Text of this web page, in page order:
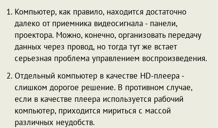
Компьютер, как правило, находится достаточно
далеко от приемника видеосигнала - панели,
проектора. Можно, конечно, организовать передачу
данных через провод, но тогда тут же встает
серьезная проблема управлением воспроизведения.
Отдельный компьютер в качестве HD-плеера -
слишком дорогое решение. В противном случае,
если в качестве плеера используется рабочий
компьютер, приходится мириться с массой
различных неудобств.